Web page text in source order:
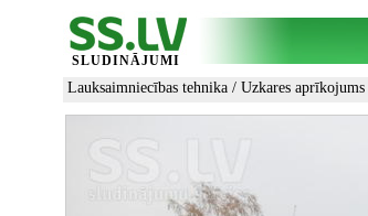
SLUDINĀJUMI
Lauksaimniecības tehnika / Uzkares aprīkojums